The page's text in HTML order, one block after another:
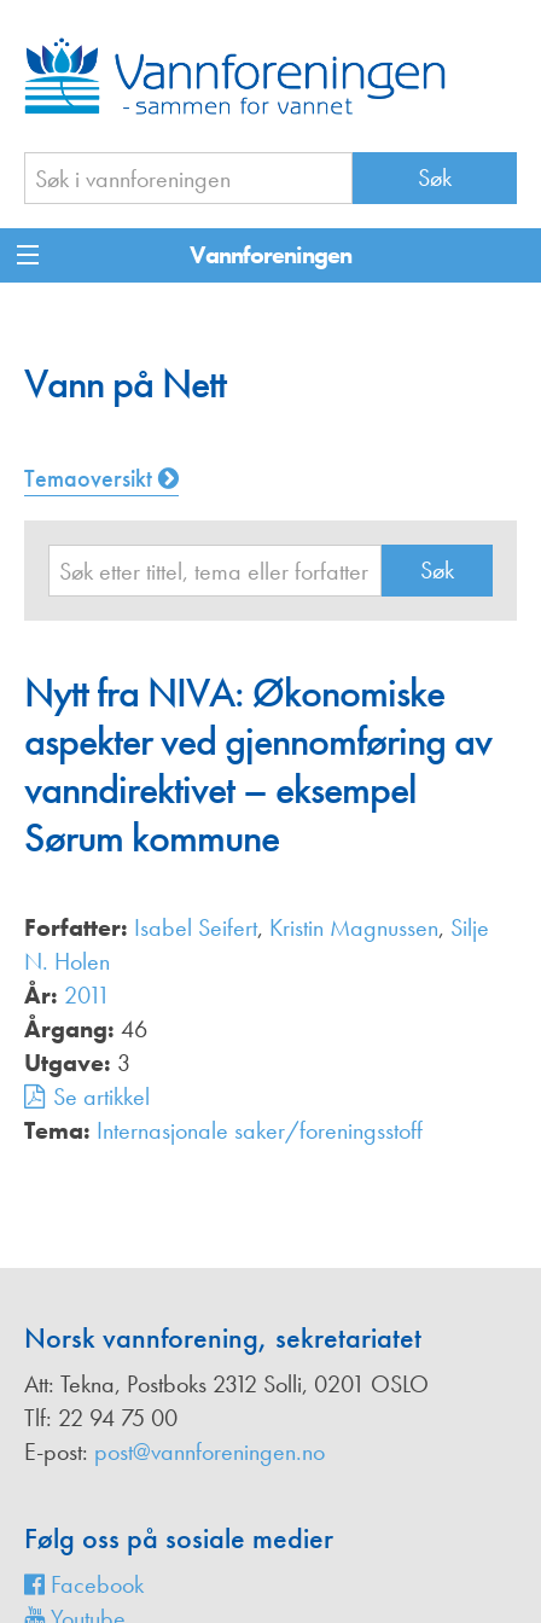
Vannforeningen
Vann på Nett
Temaoversikt
Nytt fra NIVA: Økonomiske
aspekter ved gjennomføring av
vanndirektivet – eksempel
Sørum kommune
Forfatter: Isabel Seifert, Kristin Magnussen, Silje
N. Holen
År: 2011
Årgang: 46
Utgave: 3
Se artikkel
Tema: Internasjonale saker/foreningsstoff
Norsk vannforening, sekretariatet
Att: Tekna, Postboks 2312 Solli, 0201 OSLO
Tlf: 22 94 75 00
E-post: post@vannforeningen.no
Følg oss på sosiale medier
Facebook